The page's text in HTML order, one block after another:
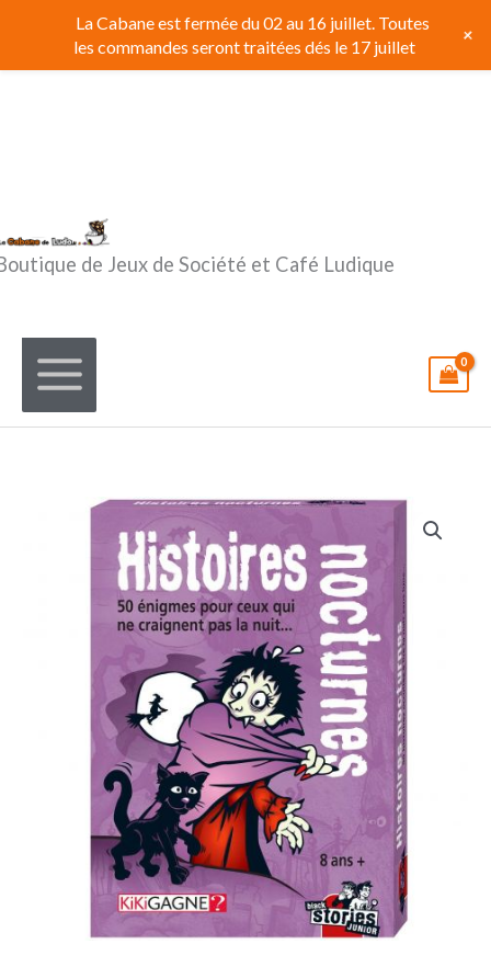
contenu
de Jeux de Société et Café Ludique
La Cabane est fermée du 02 au 16 juillet. Toutes
les commandes seront traitées dés le 17 juillet
+